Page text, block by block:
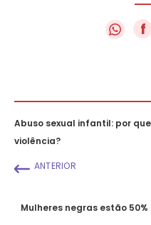
f
Abuso sexual infantil: por
violência?
ANTERIOR
Mulheres negras estão